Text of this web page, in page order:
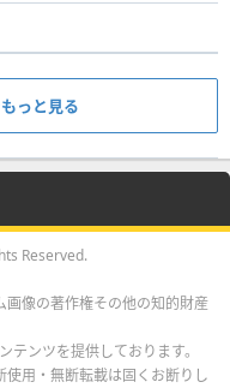
っと見る
Reserved.
像の著作権その他の知的財産
ンツを提供しております。
用・無断転載は固くお断りし